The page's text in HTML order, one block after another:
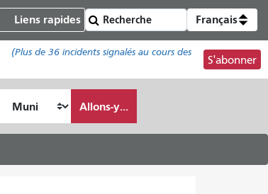
Liens rapides Français
(Plus de 36 incidents signalés au cours des
S'abonner
Allons-y...